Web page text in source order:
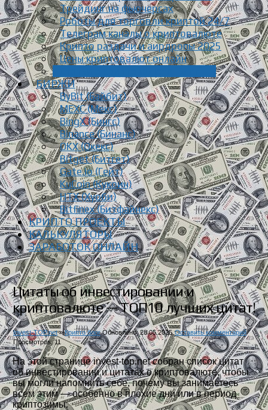
Трейдинг на фьючерсах
Роботы для торговли криптой 24/7
Телеграм каналы о криптовалюте
Крипто раздачи и аирдропы 2025
Цены криптовалют онлайн
БИРЖИ
ByBit (Байбит)
MEXC (Мекс)
BingX (Бингс)
Binance (Бинанс)
OKX (Окекс)
Bitget (Битгет)
Gate.io (Гейт)
KuCoin (Кукоин)
HTX (Хуоби)
Bitfinex (Битфайнекс)
КРИПТО ПРОЕКТЫ
КАЛЬКУЛЯТОРЫ
ЗАРАБОТОК ОНЛАЙН
Цитаты об инвестировании и
криптовалюте — ТОП10 лучших цитат!
Invest-TOP.net»Крипто блог Обновлено: 28.05.2025 Оставить комментарий
Просмотров: 11
На этой странице invest-top.net собран список цитат
об инвестировании и цитатах о криптовалюте, чтобы
вы могли напомнить себе, почему вы занимаетесь
всем этим — особенно в плохие дни или в период
криптозимы.